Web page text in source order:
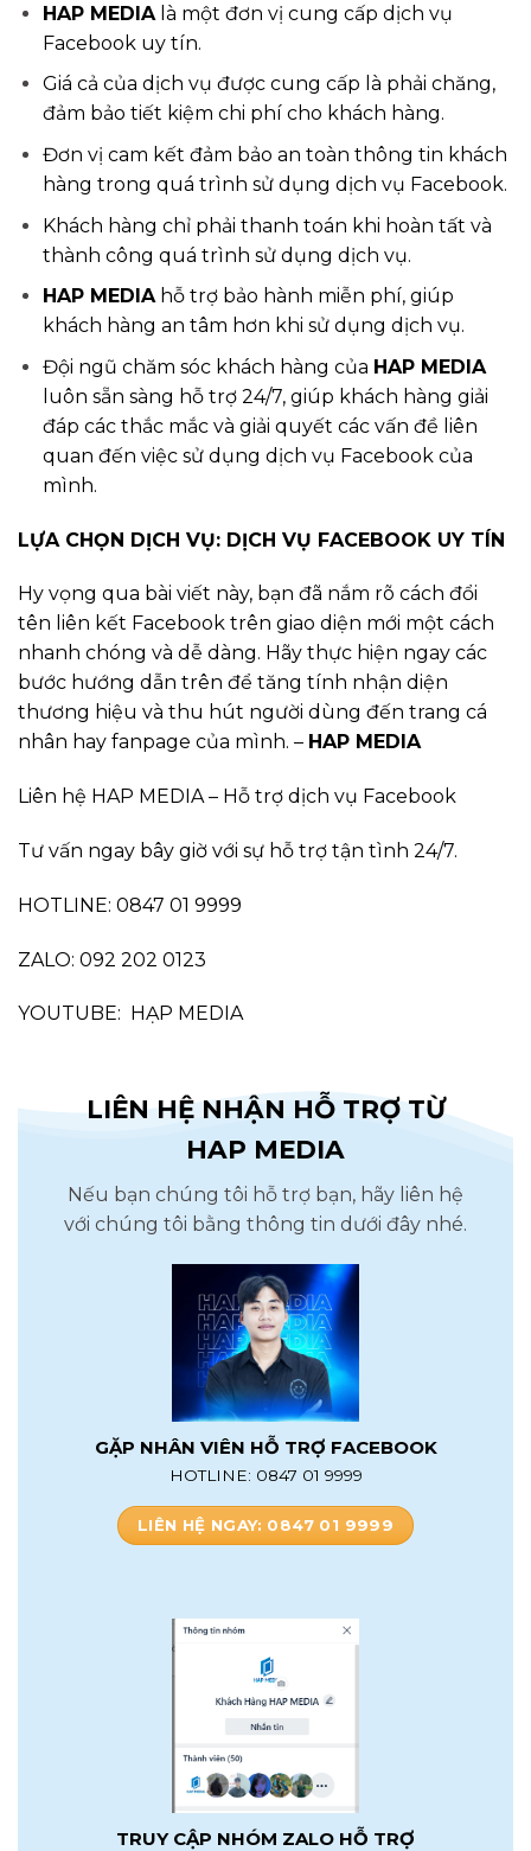
HAP MEDIAlà một đơn vị cung cấp dịch vụ
Facebook uy tín.
Giá cả của dịch vụ được cung cấp là phải chăng,
đảm bảo tiết kiệm chi phí cho khách hàng.
Đơn vị cam kết đảm bảo an toàn thông tin khách
hàng trong quá trình sử dụng dịch vụ Facebook.
Khách hàng chỉ phải thanh toán khi hoàn tất và
thành công quá trình sử dụng dịch vụ.
HAP MEDIAhỗ trợ bảo hành miễn phí, giúp
khách hàng an tâm hơn khi sử dụng dịch vụ.
Đội ngũ chăm sóc khách hàng của HAP MEDIA
luôn sẵn sàng hỗ trợ 24/7, giúp khách hàng giải
đáp các thắc mắc và giải quyết các vấn đề liên
quan đến việc sử dụng dịch vụ Facebook của
mình.
LỰA CHỌN DỊCH VỤ: DỊCH VỤ FACEBOOK UY TÍN
Hy vọng qua bài viết này, bạn đã nắm rõ cách đổi
tên liên kết Facebook trên giao diện mới một cách
nhanh chóng và dễ dàng. Hãy thực hiện ngay các
bước hướng dẫn trên để tăng tính nhận diện
thương hiệu và thu hút người dùng đến trang cá
nhân hay fanpage của mình. – HAP MEDIA
Liên hệ HAP MEDIA – Hỗ trợ dịch vụ Facebook
Tư vấn ngay bây giờ với sự hỗ trợ tận tình 24/7.
HOTLINE: 0847 01 9999
ZALO: 092 202 0123
YOUTUBE: HẠP MEDIA
LIÊN HỆ NHẬN HỖ TRỢ TỪ
HAP MEDIA
Nếu bạn chúng tôi hỗ trợ bạn, hãy liên hệ
với chúng tôi bằng thông tin dưới đây nhé.
GẶP NHÂN VIÊN HỖ TRỢ FACEBOOK
HOTLINE: 0847 01 9999
LIÊN HỆ NGAY: 0847 01 9999
TRUY CẬP NHÓM ZALO HỖ TRỢ